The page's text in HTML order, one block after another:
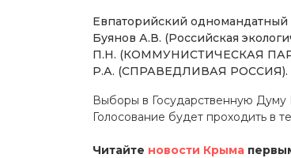
Евпаторийский
Буянов А.В. (Российская
П.Н. (КОММУНИСТИЧЕСКАЯ
Р.А. (СПРАВЕДЛИВАЯ РОССИЯ).
Выборы в Государственную Думу
Голосование будет проходить в
Читайте новости Крыма